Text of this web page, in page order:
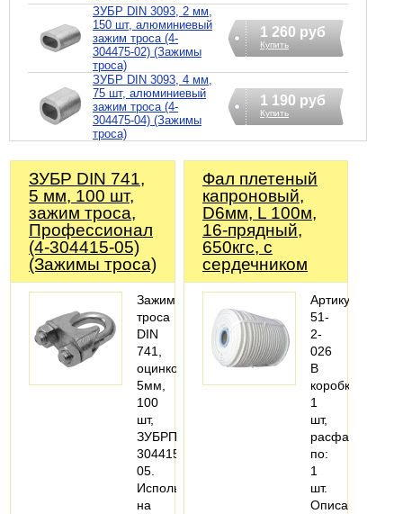
ЗУБР DIN 3093, 2 мм,
150 шт, алюминиевый
зажим троса (4-
304475-02) (Зажимы
троса)
1 260 руб
Купить
ЗУБР DIN 3093, 4 мм,
75 шт, алюминиевый
зажим троса (4-
304475-04) (Зажимы
троса)
1 190 руб
Купить
ЗУБР DIN 741,
5 мм, 100 шт,
зажим троса,
Профессионал
(4-304415-05)
(Зажимы троса)
Зажим
троса
DIN
741,
оцинкованный,
5мм,
100
шт,
ЗУБРПрофессионал4-
304415-
05.
Используется
на
Фал плетеный
капроновый,
D6мм, L 100м,
16-прядный,
650кгс, с
сердечником
Артикул:
51-
2-
026
В
коробке:
1
шт,
расфасовано
по:
1
шт.
Описание: